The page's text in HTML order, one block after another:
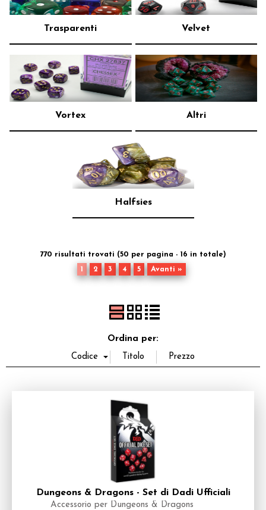
Trasparenti Velvet
Vortex Altri
Halfsies
770 risultati trovati (50 per pagina - 16 in totale)
1
2 3 4 5 Avanti »
Ordina per:
Dungeons & Dragons - Set di Dadi Ufficiali
Accessorio per Dungeons & Dragons